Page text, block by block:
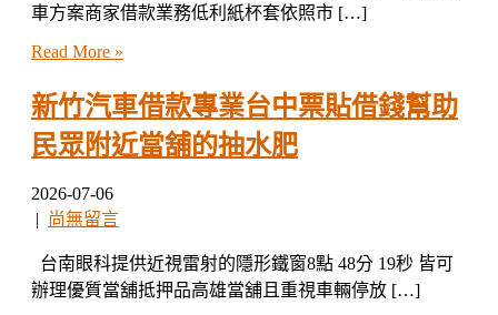
車方案商家借款業務低利紙杯套依照市 […]
Read More »
新竹汽車借款專業台中票貼借錢幫助
民眾附近當舖的抽水肥
2026-07-06
|
尚無留言
台南眼科提供近視雷射的隱形鐵窗8點 48分 19秒 皆可
辦理優質當舖抵押品高雄當舖且重視車輛停放 […]